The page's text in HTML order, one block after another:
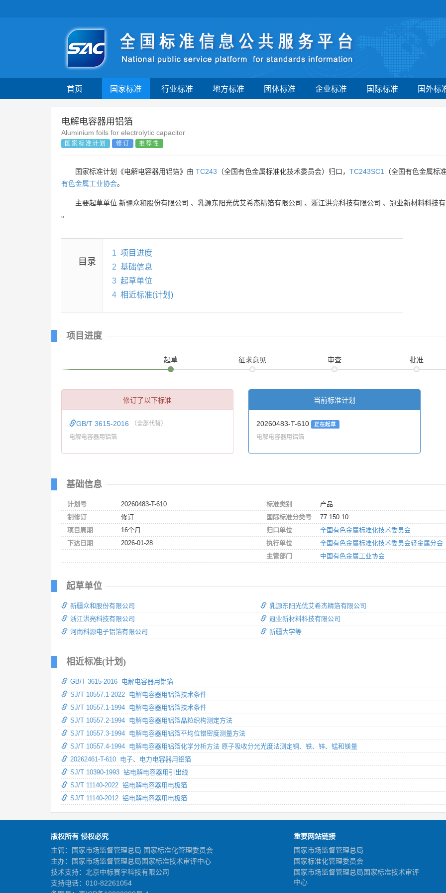
首页 国家标准 行业标准 地方标准 团体标准 企业标准 国际标准 国外标
电解电容器用铝箔
Aluminium foils for electrolytic capacitor
国家标准计划 修订 推荐性
国家标准计划《电解电容器用铝箔》由 TC243 （全国有色金属标准化技术委员会）归口， TC243SC1
（全国有色金属标
有色金属工业协会。
主要起草单位 新疆众和股份有限公司 、 乳源东阳光优艾希杰精箔有限公司 、 浙江洪亮科技有限公司 、 冠业新材料科技
。
目录
1 项目进度
2 基础信息
3 起草单位
4 相近标准(计划)
项目进度
起草 征求意见 审查 批准
修订了以下标准
GB/T 3615-2016 （全部代替）
电解电容器用铝箔
当前标准计划
20260483-T-610 正在起草
电解电容器用铝箔
基础信息
计划号
20260483-T-610
制修订
修订
项目周期
16个月
下达日期
2026-01-28
标准类别
产品
国际标准分类号
77.150.10
归口单位
全国有色金属标准化技术委员会
执行单位
全国有色金属标准化技术委员会轻金属分会
主管部门
中国有色金属工业协会
起草单位
新疆众和股份有限公司
浙江洪亮科技有限公司
河南科源电子铝箔有限公司
乳源东阳光优艾希杰精箔有限公司
冠业新材料科技有限公司
新疆大学等
相近标准(计划)
GB/T 3615-2016 电解电容器用铝箔
SJ/T 10557.1-2022 电解电容器用铝箔技术条件
SJ/T 10557.1-1994 电解电容器用铝箔技术条件
SJ/T 10557.2-1994 电解电容器用铝箔晶粒织构测定方法
SJ/T 10557.3-1994 电解电容器用铝箔平均位错密度测量方法
SJ/T 10557.4-1994 电解电容器用铝箔化学分析方法 原子吸收分光光度法测定铜、铁、锌、锰和镁量
20262461-T-610 电子、电力电容器用铝箔
SJ/T 10390-1993 钻电解电容器用引出线
SJ/T 11140-2022 铝电解电容器用电极箔
SJ/T 11140-2012 铝电解电容器用电极箔
版权所有 侵权必究
主管：国家市场监督管理总局 国家标准化管理委员会
主办：国家市场监督管理总局国家标准技术审评中心
技术支持：北京中标赛宇科技有限公司
支持电话：010-82261054
重要网站链接
国家市场监督管理总局
国家标准化管理委员会
国家市场监督管理总局国家标准技术审评
中心